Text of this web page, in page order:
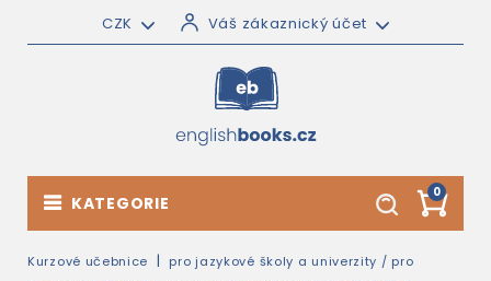
CZK Váš zákaznický účet
0
KATEGORIE
Kurzové učebnice
pro jazykové školy a univerzity / pro